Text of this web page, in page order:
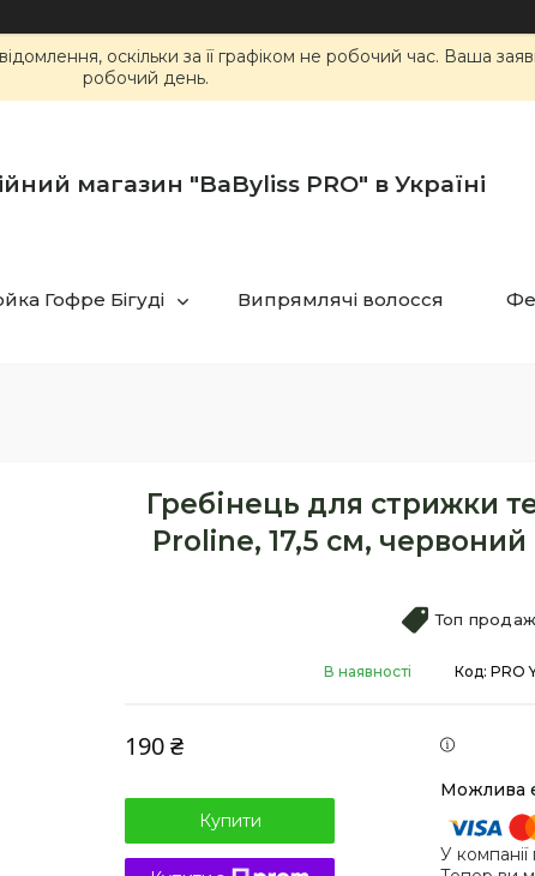
оскільки за її графіком не робочий час. Ваша
робочий день.
магазин "BaByliss PRO" в Україні
Гофре Бігуді Випрямлячі волосся
Гребінець для стрижки
Proline, 17,5 см, червоний
Топ продаж
В наявності Код: PRO
190 ₴
Купити
У